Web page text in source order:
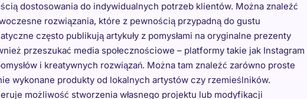
dostosowania do indywidualnych potrzeb klientów. Można znaleźć
rozwiązania, które z pewnością przypadną do gustu
często publikują artykuły z pomysłami na oryginalne prezenty
przeszukać media społecznościowe – platformy takie jak Instagram
i kreatywnych rozwiązań. Można tam znaleźć zarówno proste
wykonane produkty od lokalnych artystów czy rzemieślników.
możliwość stworzenia własnego projektu lub modyfikacji